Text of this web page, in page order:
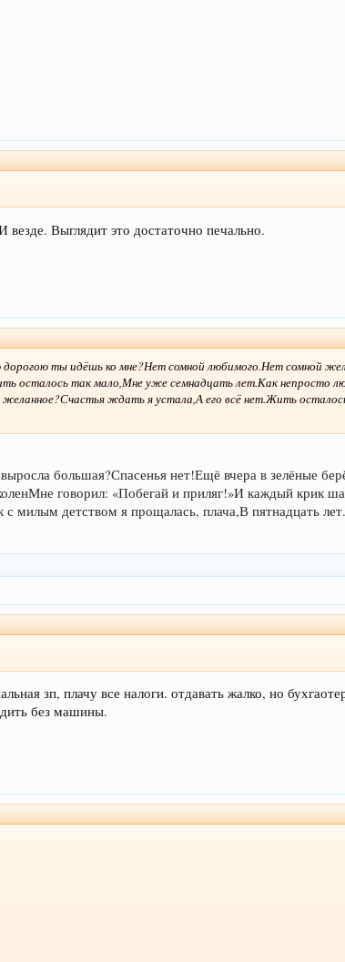
Выглядит это достаточно печально.
дорогою ты идёшь ко мне?Нет сомной любимого.Нет сомной
осталось так мало,Мне уже семнадцать лет.Как непросто
Счастья ждать я устала,А его всё нет.Жить
большая?Спасенья нет!Ещё вчера в зелёные
Мне говорил: «Побегай и приляг!»И каждый крик
милым детством я прощалась, плача,В пятнадцать
зп, плачу все налоги. отдавать жалко, но
без машины.